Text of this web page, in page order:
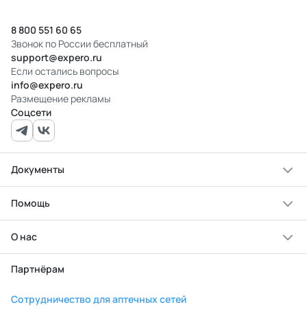
8 800 551 60 65
Звонок по России бесплатный
support@expero.ru
Если остались вопросы
info@expero.ru
Размещение рекламы
Соцсети
Документы
Помощь
О нас
Партнёрам
Сотрудничество для аптечных сетей